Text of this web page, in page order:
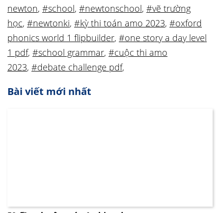
newton, #school, #newtonschool, #vẽ trường
học, #newtonki, #kỳ thi toán amo 2023, #oxford
phonics world 1 flipbuilder, #one story a day level
1 pdf, #school grammar, #cuộc thi amo
2023, #debate challenge pdf,
Bài viết mới nhất